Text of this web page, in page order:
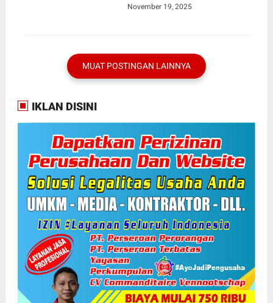
November 19, 2025
MUAT POSTINGAN LAINNYA
IKLAN DISINI